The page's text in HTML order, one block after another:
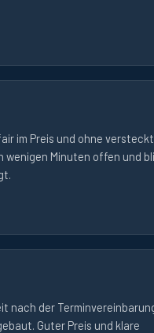
im Preis und ohne
wenigen Minuten offen und
nach der
Guter Preis und klare